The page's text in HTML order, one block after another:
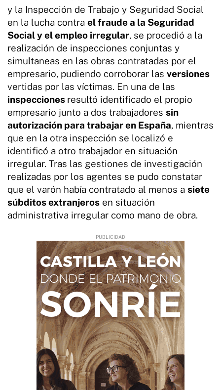
y la Inspección de Trabajo y Seguridad Social
en la lucha contra el fraude a la Seguridad
Social y el empleo irregular, se procedió a la
realización de inspecciones conjuntas y
simultaneas en las obras contratadas por el
empresario, pudiendo corroborar las versiones
vertidas por las víctimas. En una de las
inspecciones resultó identificado el propio
empresario junto a dos trabajadores sin
autorización para trabajar en España, mientras
que en la otra inspección se localizó e
identificó a otro trabajador en situación
irregular. Tras las gestiones de investigación
realizadas por los agentes se pudo constatar
que el varón había contratado al menos a siete
súbditos extranjeros en situación
administrativa irregular como mano de obra.